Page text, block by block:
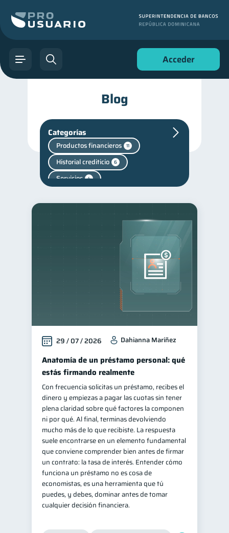
Acceder
Blog
Categorías
Productos financieros 11
Historial crediticio 6
Servicios 4
31
30
25
Inclusión financiera 22
Bienestar financiero 22
Finanzas para mujeres 20
Seguridad financiera 13
Salud financiera 12
Organización Financiera 10
Deudas
Entidad financiera 8
Préstamos Ahorro
Consejos 6
Tarjeta de crédito
Ciberseguridad 5
29 / 07 / 2026 Dahianna Maríñez
Anatomía de un préstamo personal: qué
estás firmando realmente
Con frecuencia solicitas un préstamo, recibes el
dinero y empiezas a pagar las cuotas sin tener
plena claridad sobre qué factores la componen
ni por qué. Al final, terminas devolviendo
mucho más de lo que recibiste. La respuesta
suele encontrarse en un elemento fundamental
que conviene comprender bien antes de firmar
un contrato: la tasa de interés. Entender cómo
funciona un préstamo no es cosa de
economistas, es una herramienta que tú
puedes, y debes, dominar antes de tomar
cualquier decisión financiera.